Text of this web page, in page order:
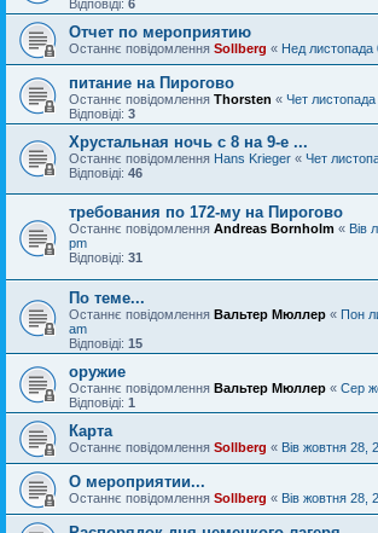
Відповіді: 6
Отчет по мероприятию
Останнє повідомлення Sollberg « Нед листопада
питание на Пирогово
Останнє повідомлення Thorsten « Чет
Відповіді: 3
Хрустальная ночь с 8 на 9-е ...
Останнє повідомлення Hans Krieger « Чет
Відповіді: 46
требования по 172-му на Пирогово
Останнє повідомлення Andreas Bornholm « Вів
pm
Відповіді: 31
По теме...
Останнє повідомлення Вальтер Мюллер « Пон
am
Відповіді: 15
оружие
Останнє повідомлення Вальтер Мюллер « Сер
Відповіді: 1
Карта
Останнє повідомлення Sollberg « Вів жовтня 28,
О мероприятии...
Останнє повідомлення Sollberg « Вів жовтня 28,